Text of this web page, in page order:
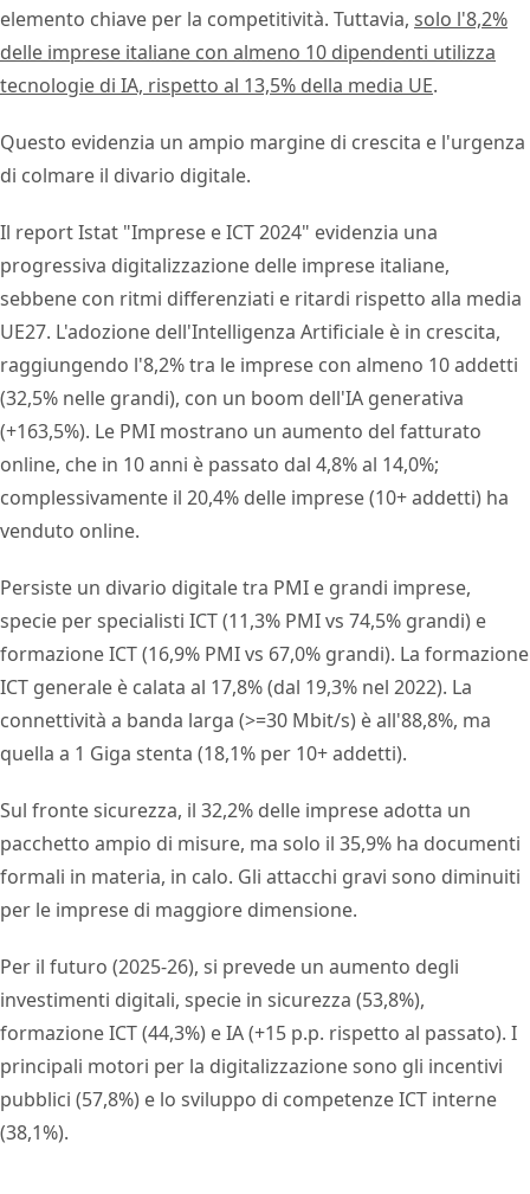
elemento chiave per la competitività. Tuttavia, solo l'8,2%
delle imprese italiane con almeno 10 dipendenti utilizza
tecnologie di IA, rispetto al 13,5% della media UE.
Questo evidenzia un ampio margine di crescita e l'urgenza
di colmare il divario digitale.
Il report Istat "Imprese e ICT 2024" evidenzia una
progressiva digitalizzazione delle imprese italiane,
sebbene con ritmi differenziati e ritardi rispetto alla media
UE27. L'adozione dell'Intelligenza Artificiale è in crescita,
raggiungendo l'8,2% tra le imprese con almeno 10 addetti
(32,5% nelle grandi), con un boom dell'IA generativa
(+163,5%). Le PMI mostrano un aumento del fatturato
online, che in 10 anni è passato dal 4,8% al 14,0%;
complessivamente il 20,4% delle imprese (10+ addetti) ha
venduto online.
Persiste un divario digitale tra PMI e grandi imprese,
specie per specialisti ICT (11,3% PMI vs 74,5% grandi) e
formazione ICT (16,9% PMI vs 67,0% grandi). La formazione
ICT generale è calata al 17,8% (dal 19,3% nel 2022). La
connettività a banda larga (>=30 Mbit/s) è all'88,8%, ma
quella a 1 Giga stenta (18,1% per 10+ addetti).
Sul fronte sicurezza, il 32,2% delle imprese adotta un
pacchetto ampio di misure, ma solo il 35,9% ha documenti
formali in materia, in calo. Gli attacchi gravi sono diminuiti
per le imprese di maggiore dimensione.
Per il futuro (2025-26), si prevede un aumento degli
investimenti digitali, specie in sicurezza (53,8%),
formazione ICT (44,3%) e IA (+15 p.p. rispetto al passato). I
principali motori per la digitalizzazione sono gli incentivi
pubblici (57,8%) e lo sviluppo di competenze ICT interne
(38,1%).